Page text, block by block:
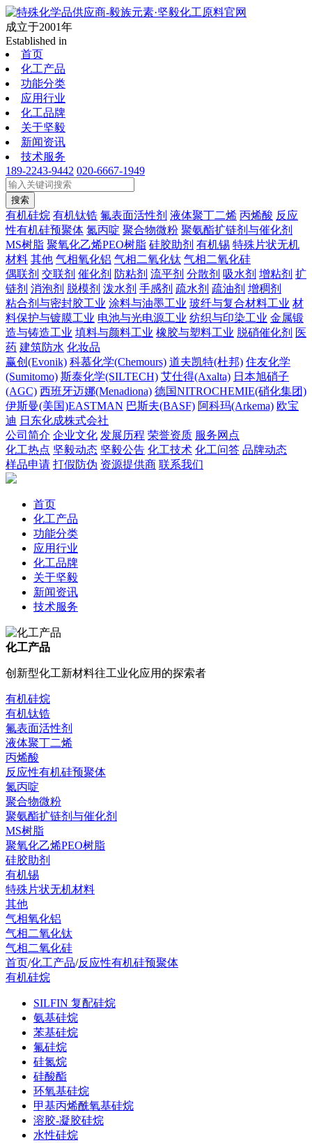
成立于2001年
Established in
首页
化工产品
功能分类
应用行业
化工品牌
关于坚毅
新闻资讯
技术服务
189-2243-9442 020-6667-1949
搜索
有机硅烷 有机钛锆 氟表面活性剂 液体聚丁二烯 丙烯酸 反应
性有机硅预聚体 氮丙啶 聚合物微粉 聚氨酯扩链剂与催化剂
MS树脂 聚氧化乙烯PEO树脂 硅胶助剂 有机锡 特殊片状无机
材料 其他 气相氧化铝 气相二氧化钛 气相二氧化硅
偶联剂 交联剂 催化剂 防粘剂 流平剂 分散剂 吸水剂 增粘剂 扩
链剂 消泡剂 脱模剂 泼水剂 手感剂 疏水剂 疏油剂 增稠剂
粘合剂与密封胶工业 涂料与油墨工业 玻纤与复合材料工业 材
料保护与镀膜工业 电池与光电源工业 纺织与印染工业 金属锻
造与铸造工业 填料与颜料工业 橡胶与塑料工业 脱硝催化剂 医
药 建筑防水 化妆品
赢创(Evonik) 科慕化学(Chemours) 道夫凯特(杜邦) 住友化学
(Sumitomo) 斯泰化学(SILTECH) 艾仕得(Axalta) 日本旭硝子
(AGC) 西班牙迈娜(Menadiona) 德国NITROCHEMIE(硝化集团)
伊斯曼(美国)EASTMAN 巴斯夫(BASF) 阿科玛(Arkema) 欧宝
迪 日东化成株式会社
公司简介 企业文化 发展历程 荣誉资质 服务网点
化工热点 坚毅动态 坚毅公告 化工技术 化工问答 品牌动态
样品申请 打假防伪 资源提供商 联系我们
首页
化工产品
功能分类
应用行业
化工品牌
关于坚毅
新闻资讯
技术服务
化工产品
创新型化工新材料往工业化应用的探索者
有机硅烷
有机钛锆
氟表面活性剂
液体聚丁二烯
丙烯酸
反应性有机硅预聚体
氮丙啶
聚合物微粉
聚氨酯扩链剂与催化剂
MS树脂
聚氧化乙烯PEO树脂
硅胶助剂
有机锡
特殊片状无机材料
其他
气相氧化铝
气相二氧化钛
气相二氧化硅
首页/化工产品/反应性有机硅预聚体
有机硅烷
SILFIN 复配硅烷
氨基硅烷
苯基硅烷
氟硅烷
硅氮烷
硅酸酯
环氧基硅烷
甲基丙烯酰氧基硅烷
溶胶-凝胶硅烷
水性硅烷